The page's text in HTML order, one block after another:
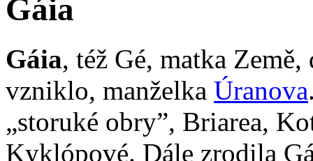
Gáia
Gáia, též Gé, matka
vzniklo, manželka Úranova
„storuké obry”, Briarea,
Kyklópové. Dále zrodila